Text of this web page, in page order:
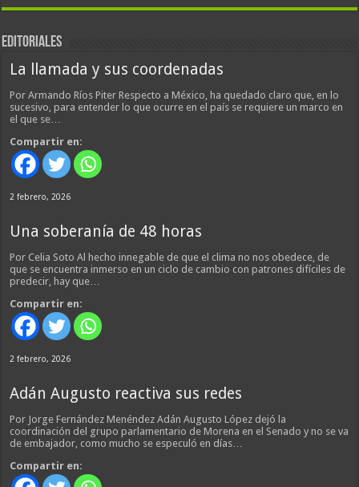
EDITORIALES
La llamada y sus coordenadas
Por Armando Ríos Piter Respecto a México, ha quedado claro que, en lo
sucesivo, para entender lo que ocurre en el país se requiere un marco en
el que se…
Compartir en:
2 febrero, 2026
Una soberanía de 48 horas
Por Celia Soto Al hecho innegable de que el clima no nos obedece, de
que se encuentra inmerso en un ciclo de cambio con patrones difíciles de
predecir, hay que…
Compartir en:
2 febrero, 2026
Adán Augusto reactiva sus redes
Por Jorge Fernández Menéndez Adán Augusto López dejó la
coordinación del grupo parlamentario de Morena en el Senado y no se va
de embajador, como mucho se especuló en días…
Compartir en: